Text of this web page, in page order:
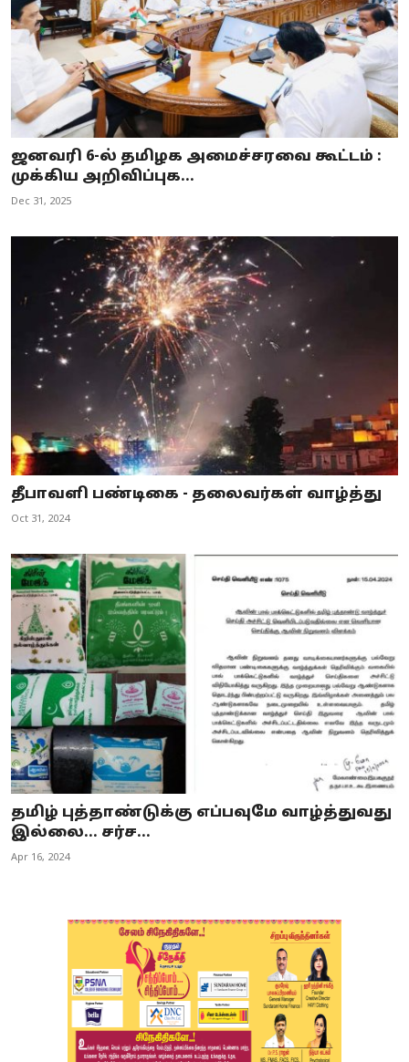
ஜனவரி 6-ல் தமிழக அமைச்சரவை கூட்டம் :
முக்கிய அறிவிப்புக...
Dec 31, 2025
தீபாவளி பண்டிகை - தலைவர்கள் வாழ்த்து
Oct 31, 2024
தமிழ் புத்தாண்டுக்கு எப்பவுமே வாழ்த்துவது
இல்லை... சர்ச...
Apr 16, 2024